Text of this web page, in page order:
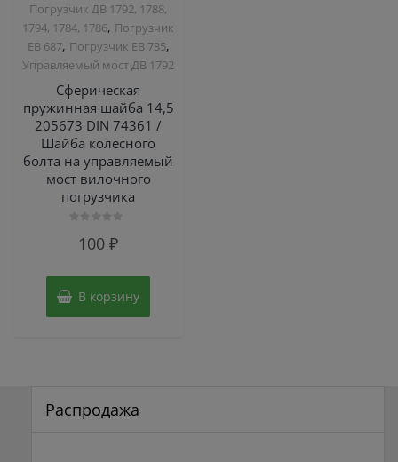
Погрузчик ДВ 1792, 1788,
1794, 1784, 1786, Погрузчик
ЕВ 687, Погрузчик ЕВ 735,
Управляемый мост ДВ 1792
Сферическая
пружинная шайба 14,5
205673 DIN 74361 /
Шайба колесного
болта на управляемый
мост вилочного
погрузчика
100₽
В корзину
Распродажа